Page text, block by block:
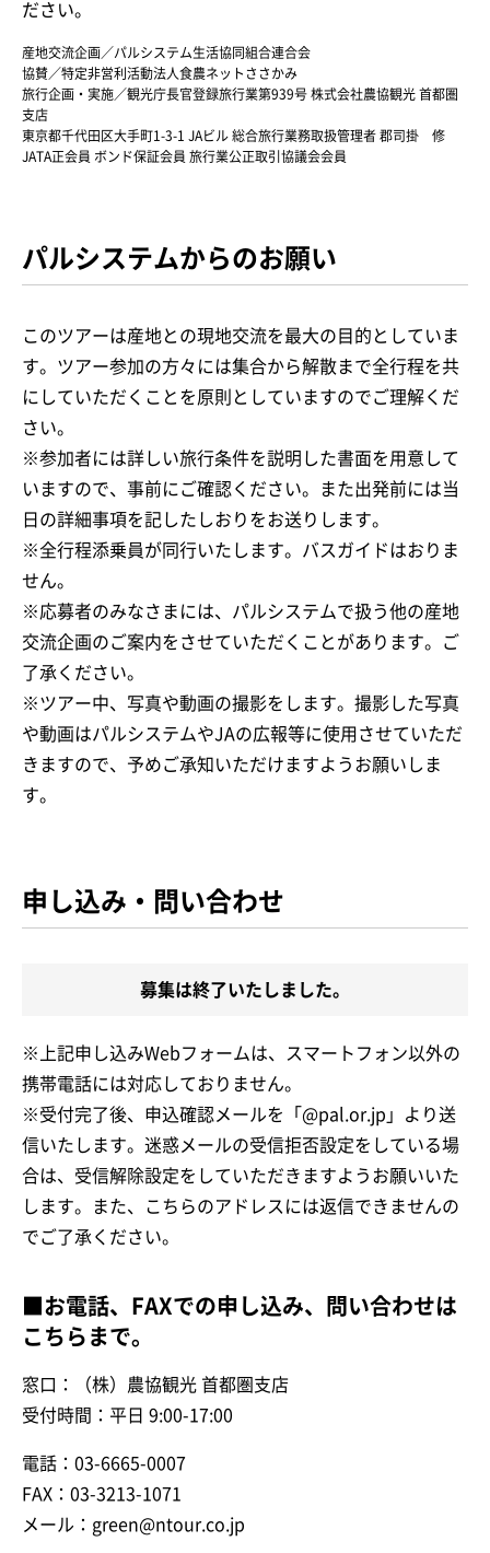
ださい。
産地交流企画／パルシステム生活協同組合連合会
協賛／特定非営利活動法人食農ネットささかみ
旅行企画・実施／観光庁長官登録旅行業第939号 株式会社農協観光 首都圏
支店
東京都千代田区大手町1-3-1 JAビル 総合旅行業務取扱管理者 郡司掛 修
JATA正会員 ボンド保証会員 旅行業公正取引協議会会員
パルシステムからのお願い
このツアーは産地との現地交流を最大の目的としていま
す。ツアー参加の方々には集合から解散まで全行程を共
にしていただくことを原則としていますのでご理解くだ
さい。
※参加者には詳しい旅行条件を説明した書面を用意して
いますので、事前にご確認ください。また出発前には当
日の詳細事項を記したしおりをお送りします。
※全行程添乗員が同行いたします。バスガイドはおりま
せん。
※応募者のみなさまには、パルシステムで扱う他の産地
交流企画のご案内をさせていただくことがあります。ご
了承ください。
※ツアー中、写真や動画の撮影をします。撮影した写真
や動画はパルシステムやJAの広報等に使用させていただ
きますので、予めご承知いただけますようお願いしま
す。
申し込み・問い合わせ
募集は終了いたしました。
※上記申し込みWebフォームは、スマートフォン以外の
携帯電話には対応しておりません。
※受付完了後、申込確認メールを「@pal.or.jp」より送
信いたします。迷惑メールの受信拒否設定をしている場
合は、受信解除設定をしていただきますようお願いいた
します。また、こちらのアドレスには返信できませんの
でご了承ください。
■お電話、FAXでの申し込み、問い合わせは
こちらまで。
窓口：（株）農協観光 首都圏支店
受付時間：平日 9:00-17:00
電話：03-6665-0007
FAX：03-3213-1071
メール：green@ntour.co.jp